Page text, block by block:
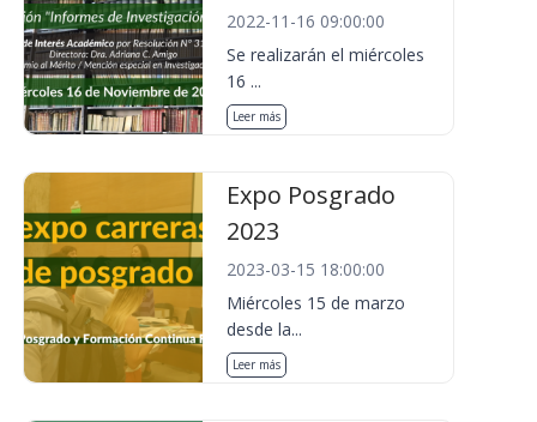
2022-11-16 09:00:00
Se realizarán el miércoles
16 ...
Leer más
Expo Posgrado
2023
2023-03-15 18:00:00
Miércoles 15 de marzo
desde la...
Leer más